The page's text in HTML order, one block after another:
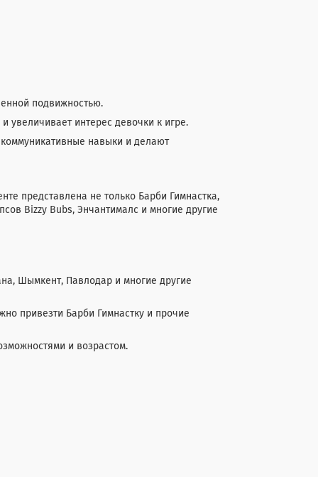
подвижностью.
увеличивает интерес девочки к игре.
навыки и делают
представлена не только Барби Гимнастка,
Bizzy Bubs, Энчантималс и многие другие
Шымкент, Павлодар и многие другие
привезти Барби Гимнастку и прочие
и возрастом.